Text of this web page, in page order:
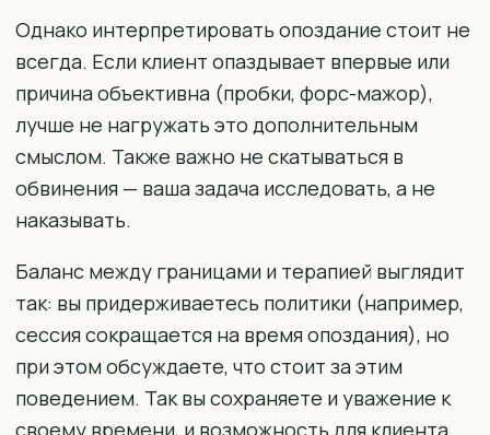
Однако интерпретировать опоздание стоит не
всегда. Если клиент опаздывает впервые или
причина объективна (пробки, форс-мажор),
лучше не нагружать это дополнительным
смыслом. Также важно не скатываться в
обвинения — ваша задача исследовать, а не
наказывать.
Баланс между границами и терапией выглядит
так: вы придерживаетесь политики (например,
сессия сокращается на время опоздания), но
при этом обсуждаете, что стоит за этим
поведением. Так вы сохраняете и уважение к